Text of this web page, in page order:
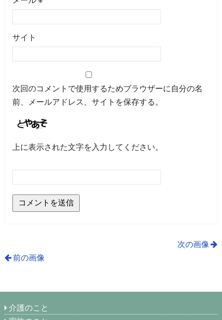
サイト
次回のコメントで使用するためブラウザーに自分の名
前、メールアドレス、サイトを保存する。
上に表示された文字を入力してください。
次の画像
前の画像
介護のこと